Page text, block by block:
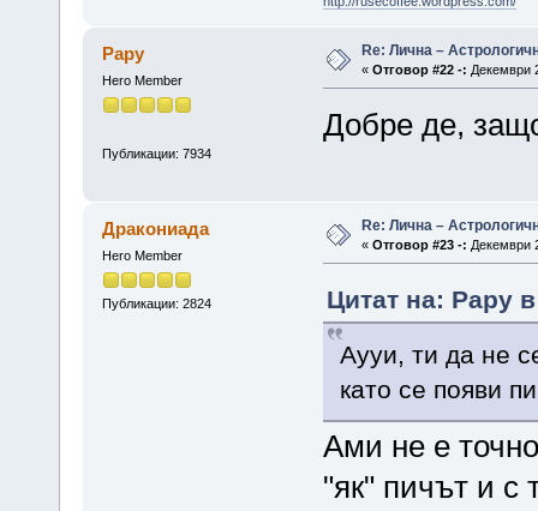
Papy
Hero Member
Публикации: 7934
Re: Лична –
« Отговор #22 -: Декември
Добре де,
Дракониада
Hero Member
Публикации: 2824
Re: Лична –
« Отговор #23 -: Декември
Цитат на: Papy
Аууи, ти да не
като се появи
Ами не е
"як" пичът и с